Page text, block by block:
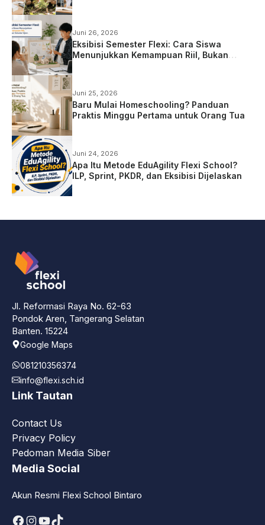
Juni 26, 2026
Eksibisi Semester Flexi: Cara Siswa
Menunjukkan Kemampuan Riil, Bukan
Juni 25, 2026
Baru Mulai Homeschooling? Panduan
Praktis Minggu Pertama untuk Orang Tua
Juni 24, 2026
Apa Itu Metode EduAgility Flexi School?
ILP, Sprint, PKDR, dan Eksibisi Dijelaskan
Jl. Reformasi Raya No. 62-63
Pondok Aren, Tangerang Selatan
Banten. 15224
Google Maps
081210356374
info@flexi.sch.id
Link Tautan
Contact Us
Privacy Policy
Pedoman Media Siber
Media Social
Akun Resmi Flexi School Bintaro
Facebook
Instagram
YouTube
TikTok